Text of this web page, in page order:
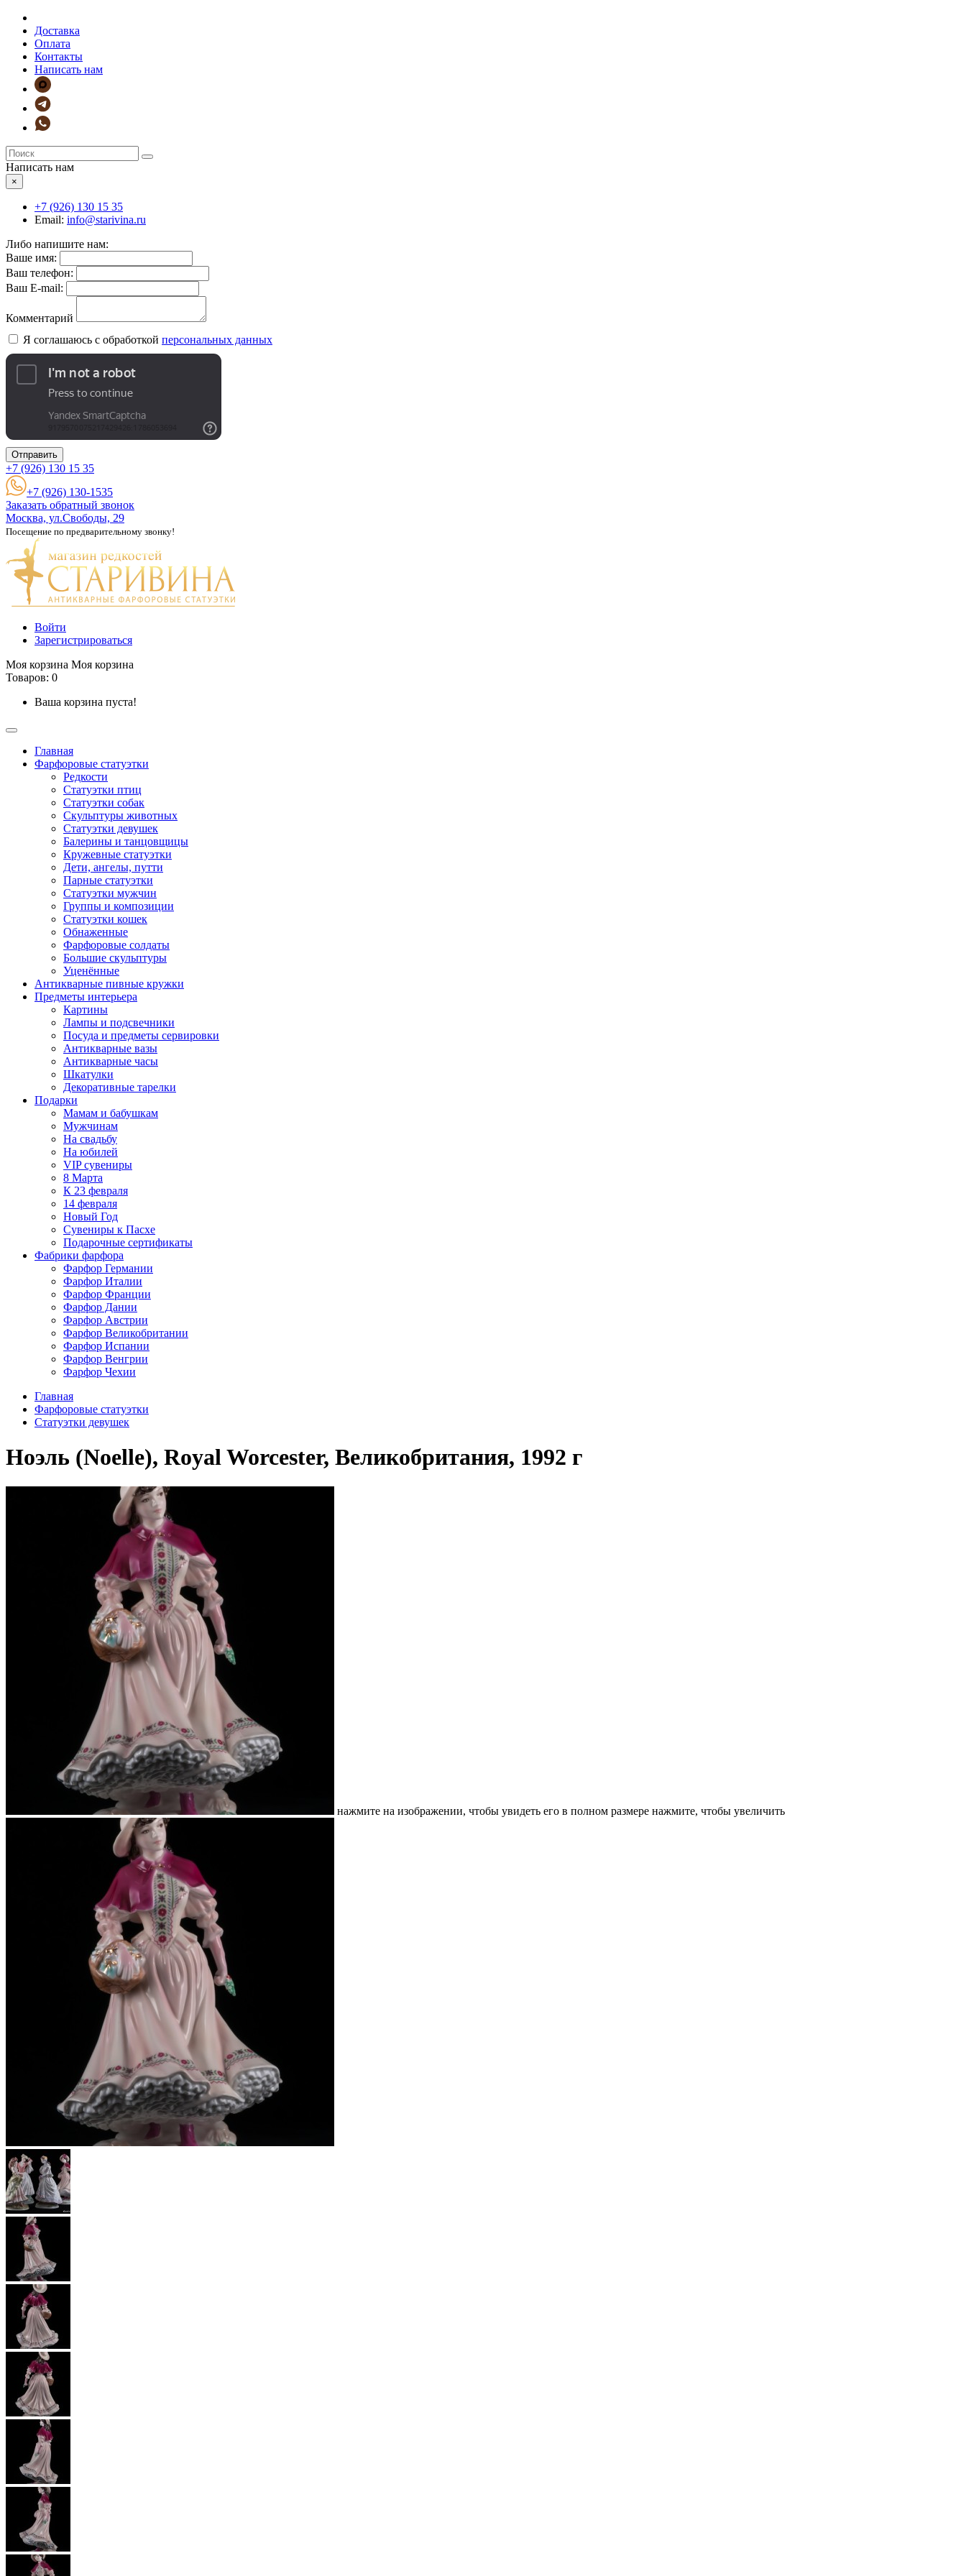
Доставка
Оплата
Контакты
Написать нам
Написать нам
×
+7 (926) 130 15 35
Email: info@starivina.ru
Либо напишите нам:
Ваше имя:
Ваш телефон:
Ваш E-mail:
Комментарий
Я соглашаюсь с обработкой персональных данных
Отправить
+7 (926) 130 15 35
+7 (926) 130-1535
Заказать обратный звонок
Москва, ул.Свободы, 29
Посещение по предварительному звонку!
Войти
Зарегистрироваться
Моя корзина Моя корзина
Товаров: 0
Ваша корзина пуста!
Главная
Фарфоровые статуэтки
Редкости
Cтатуэтки птиц
Cтатуэтки собак
Скульптуры животных
Статуэтки девушек
Балерины и танцовщицы
Кружевные статуэтки
Дети, ангелы, путти
Парные статуэтки
Статуэтки мужчин
Группы и композиции
Статуэтки кошек
Обнаженные
Фарфоровые солдаты
Большие скульптуры
Уценённые
Антикварные пивные кружки
Предметы интерьера
Картины
Лампы и подсвечники
Посуда и предметы сервировки
Антикварные вазы
Антикварные часы
Шкатулки
Декоративные тарелки
Подарки
Мамам и бабушкам
Мужчинам
На свадьбу
На юбилей
VIP сувениры
8 Марта
К 23 февраля
14 февраля
Новый Год
Сувениры к Пасхе
Подарочные сертификаты
Фабрики фарфора
Фарфор Германии
Фарфор Италии
Фарфор Франции
Фарфор Дании
Фарфор Австрии
Фарфор Великобритании
Фарфор Испании
Фарфор Венгрии
Фарфор Чехии
Главная
Фарфоровые статуэтки
Статуэтки девушек
Ноэль (Noelle), Royal Worcester, Великобритания, 1992 г
нажмите на изображении, чтобы увидеть его в полном размере нажмите, чтобы увеличить